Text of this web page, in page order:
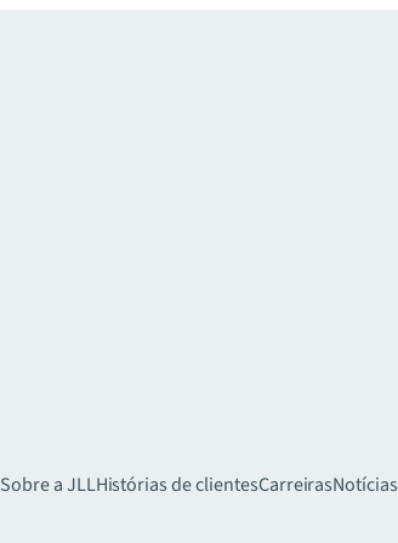
Sobre a JLLHistórias de clientesCarreirasNotícias